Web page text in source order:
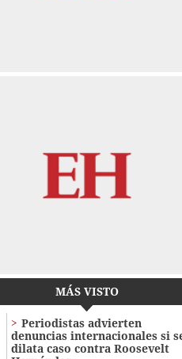
MÁS VISTO
Periodistas advierten
denuncias internacionales si
dilata caso contra Roosevelt